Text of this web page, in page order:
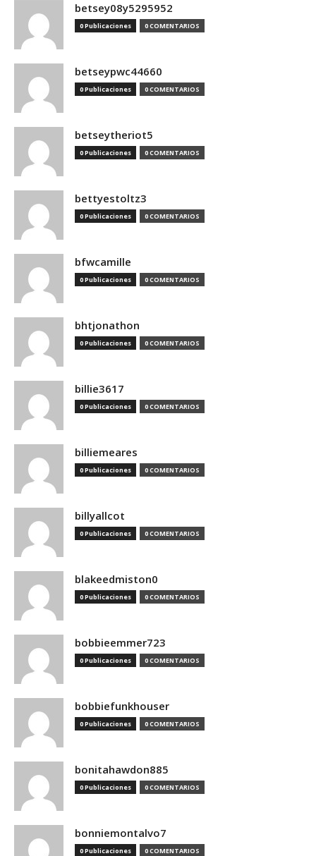
betsey08y5295952
0 Publicaciones 0 COMENTARIOS
betseypwc44660
0 Publicaciones 0 COMENTARIOS
betseytheriot5
0 Publicaciones 0 COMENTARIOS
bettyestoltz3
0 Publicaciones 0 COMENTARIOS
bfwcamille
0 Publicaciones 0 COMENTARIOS
bhtjonathon
0 Publicaciones 0 COMENTARIOS
billie3617
0 Publicaciones 0 COMENTARIOS
billiemeares
0 Publicaciones 0 COMENTARIOS
billyallcot
0 Publicaciones 0 COMENTARIOS
blakeedmiston0
0 Publicaciones 0 COMENTARIOS
bobbieemmer723
0 Publicaciones 0 COMENTARIOS
bobbiefunkhouser
0 Publicaciones 0 COMENTARIOS
bonitahawdon885
0 Publicaciones 0 COMENTARIOS
bonniemontalvo7
0 Publicaciones 0 COMENTARIOS